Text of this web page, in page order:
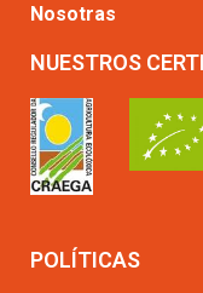
Nosotras
NUESTROS
POLÍTICAS